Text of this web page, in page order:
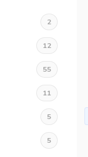
2
12
55
11
5
5